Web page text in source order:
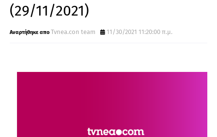
(29/11/2021)
Tvnea.con team 11/30/2021 11:20:00 π.μ.